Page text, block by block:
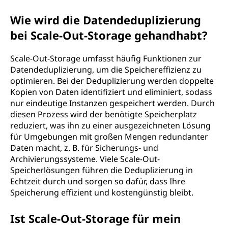
Wie wird die Datendeduplizierung
bei Scale-Out-Storage gehandhabt?
Scale-Out-Storage umfasst häufig Funktionen zur
Datendeduplizierung, um die Speichereffizienz zu
optimieren. Bei der Deduplizierung werden doppelte
Kopien von Daten identifiziert und eliminiert, sodass
nur eindeutige Instanzen gespeichert werden. Durch
diesen Prozess wird der benötigte Speicherplatz
reduziert, was ihn zu einer ausgezeichneten Lösung
für Umgebungen mit großen Mengen redundanter
Daten macht, z. B. für Sicherungs- und
Archivierungssysteme. Viele Scale-Out-
Speicherlösungen führen die Deduplizierung in
Echtzeit durch und sorgen so dafür, dass Ihre
Speicherung effizient und kostengünstig bleibt.
Ist Scale-Out-Storage für mein